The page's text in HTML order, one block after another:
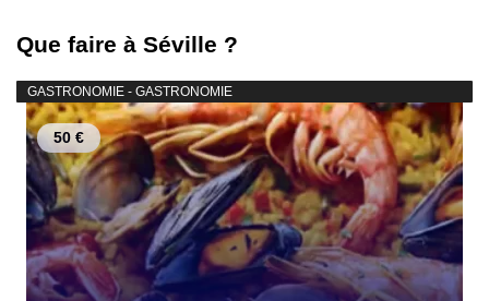
Que faire à Séville ?
GASTRONOMIE - GASTRONOMIE
50 €